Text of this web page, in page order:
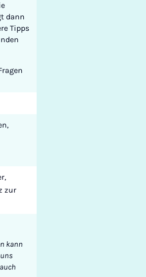
dann
Tipps
zur
kann